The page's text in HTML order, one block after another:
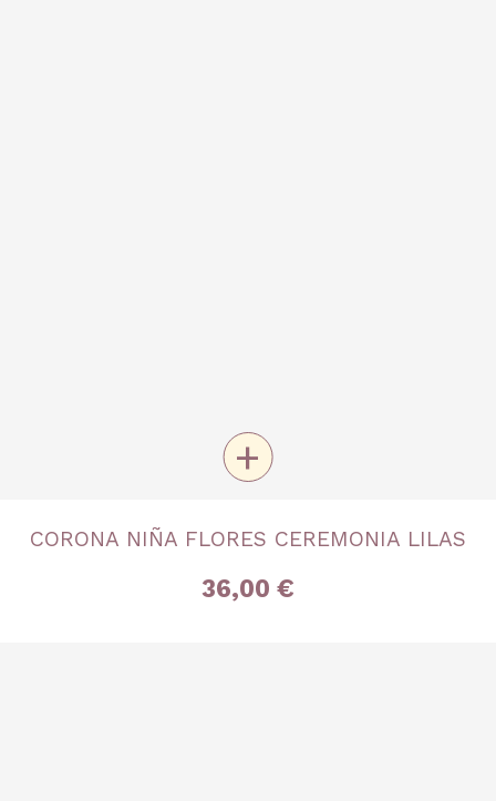
Única
+
CORONA NIÑA FLORES CEREMONIA LILAS
36,00 €